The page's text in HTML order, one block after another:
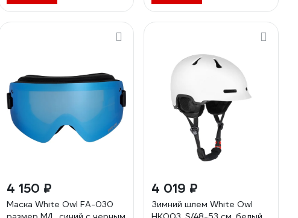
4 150 ₽
Маска White Owl FA-030
4 019 ₽
Зимний шлем White Owl